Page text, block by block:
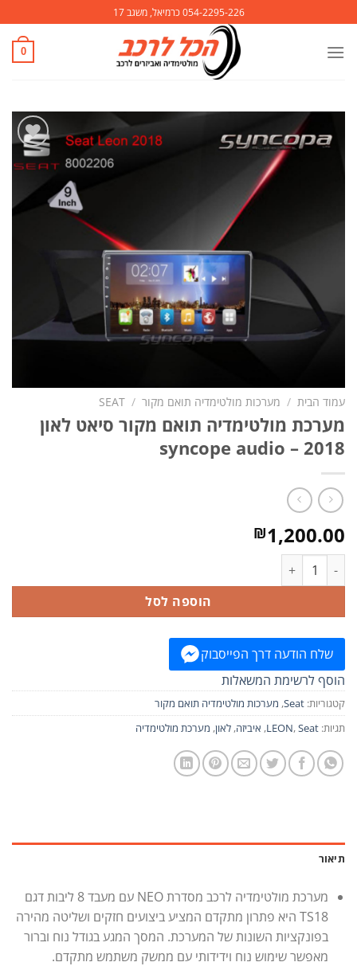
054-2295-226 כרמיאל, משגב 17
0
הוסף
המשאלות
עמוד הבית / מערכות מולטימדיה תואם מקור /
SEAT
מערכת מולטימדיה תואם מקור סיאט לאון
syncope audio – 2018
₪1,200.00
כמות של מערכת מולטימדיה תואם מקור סיאט לאון syncope audio – 2018
הוספה לסל
שלח הודעה דרך הפייסבוק
הוסף לרשימת המשאלות
קטגוריות: Seat
, מערכות מולטימדיה תואם מקור
תגיות:
LEON,Seat
, איביזה, לאון, מערכת מולטימדיה
תיאור
מערכת מולטימדיה לרכב מסדרת NEO עם מעבד 8 ליבות דגם
TS18 היא פתרון מתקדם המציע ביצועים חזקים ושליטה מהירה
בפונקציות השונות של המערכת. המסך המגע בגודל נוח וברור
מאפשר שימוש נוח וידידותי עם ממשק משתמש מתקדם.